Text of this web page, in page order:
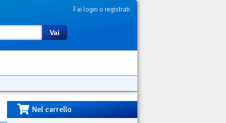
Fai login o registrati
Vai
Nel carrello